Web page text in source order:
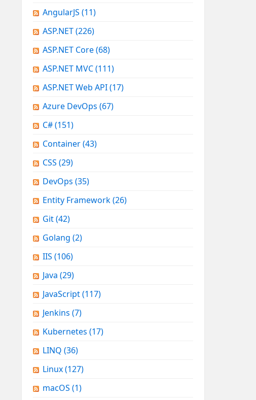
AngularJS (11)
ASP.NET(226)
ASP.NET Core(68)
ASP.NET MVC(111)
ASP.NET Web API(17)
Azure DevOps (67)
C#(151)
Container(43)
CSS (29)
DevOps (35)
Entity Framework(26)
Git(42)
Golang (2)
IIS (106)
Java (29)
JavaScript(117)
Jenkins (7)
Kubernetes (17)
LINQ (36)
Linux(127)
macOS (1)